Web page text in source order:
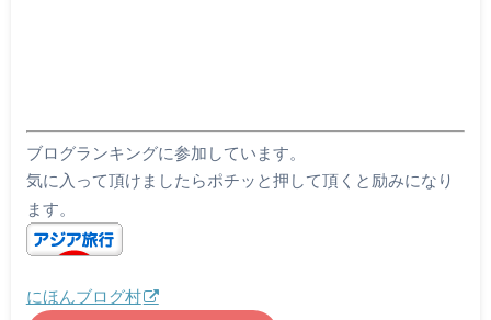
ブログランキングに参加しています。
気に入って頂けましたらポチッと押して頂くと励みになり
ます。
にほんブログ村